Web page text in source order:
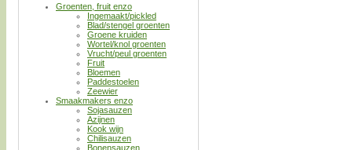
Groenten, fruit enzo
Ingemaakt/pickled
Blad/stengel groenten
Groene kruiden
Wortel/knol groenten
Vrucht/peul groenten
Fruit
Bloemen
Paddestoelen
Zeewier
Smaakmakers enzo
Sojasauzen
Azijnen
Kook wijn
Chilisauzen
Bonensauzen